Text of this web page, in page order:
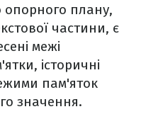
опорного плану,
частини, є
межі
історичні
пам'яток
значення.